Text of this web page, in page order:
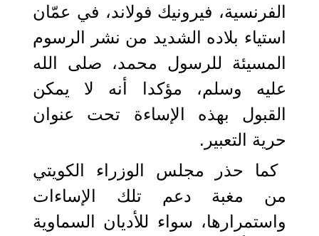
الفرنسية، فيرونيك فولاند، في عمّان
استياء بلاده الشديد من نشر الرسوم
المسيئة للرسول محمد، صلى الله
عليه وسلم، مؤكدا أنه لا يمكن
القبول بهذه الإساءة تحت عنوان
حرية التعبير.
كما حذر مجلس الوزراء الكويتي
من مغبة دعم تلك الإساءات
واستمرارها، سواء للأديان السماوية